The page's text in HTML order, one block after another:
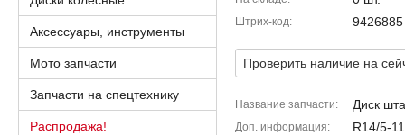
Штрих-код 9426885
Проверить наличие на
Название запчасти Диск
Доп. информация R14/5-
Аксессуары, инструменты
Мото запчасти
Запчасти на спецтехнику
Распродажа!